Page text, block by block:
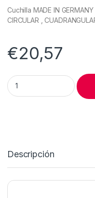
Cuchilla MADE IN
CIRCULAR ,
€20,57
CUCHILLA MADE IN
Descripción